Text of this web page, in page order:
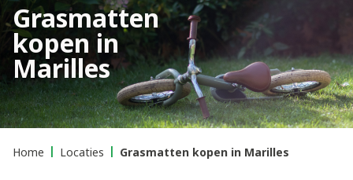
Grasmatten
kopen in
Marilles
Home Locaties Grasmatten kopen in Marilles